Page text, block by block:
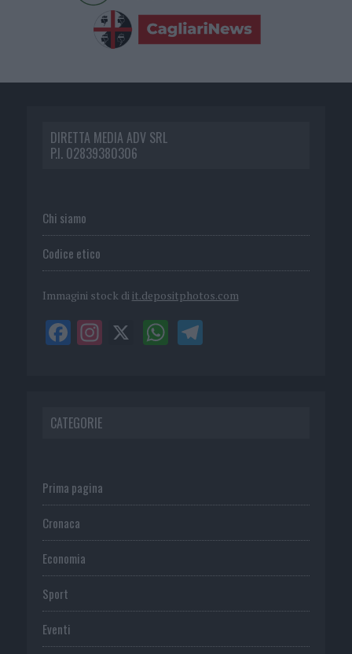
DIRETTA MEDIA ADV SRL
P.I. 02839380306
Chi siamo
Codice etico
Immagini stock di it.depositphotos.com
CATEGORIE
Prima pagina
Cronaca
Economia
Sport
Eventi